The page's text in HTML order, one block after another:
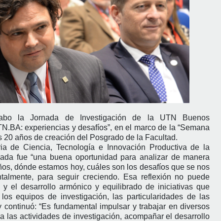
la Jornada de Investigación de la UTN Buenos
experiencias y desafíos”, en el marco de la “Semana
años de creación del Posgrado de la Facultad.
de Ciencia, Tecnología e Innovación Productiva de la
fue “una buena oportunidad para analizar de manera
dónde estamos hoy, cuáles son los desafíos que se nos
para seguir creciendo. Esa reflexión no puede
el desarrollo armónico y equilibrado de iniciativas que
equipos de investigación, las particularidades de las
“Es fundamental impulsar y trabajar en diversos
las actividades de investigación, acompañar el desarrollo